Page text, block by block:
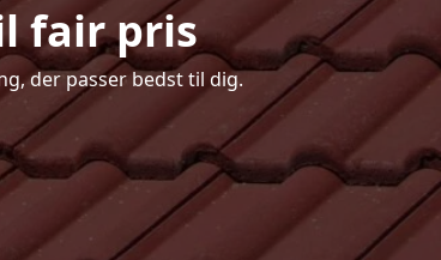
fair pris
der passer bedst til dig.